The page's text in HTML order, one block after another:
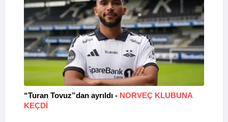
“Turan Tovuz”dan ayrıldı - NORVEÇ KLUBUNA
KEÇDİ